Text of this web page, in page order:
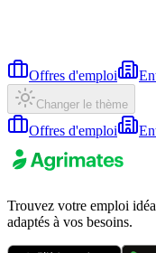
Offres d'emploi
Changer le thème
Offres d'emploi
Trouvez votre emploi
adaptés à vos besoins.